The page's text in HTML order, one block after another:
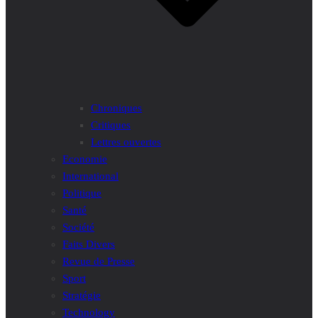
Chroniques
Critiques
Lettres ouvertes
Economie
International
Politique
Santé
Société
Faits Divers
Revue de Presse
Sport
Stratégie
Technology